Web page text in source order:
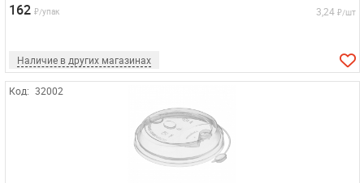
162 ₽/упак 3,24 ₽/шт
Наличие в других магазинах
Код: 32002